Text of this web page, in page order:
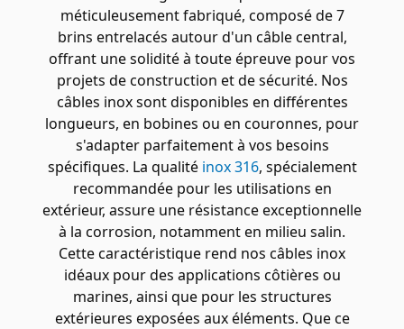
méticuleusement fabriqué, composé de 7
brins entrelacés autour d'un câble central,
offrant une solidité à toute épreuve pour vos
projets de construction et de sécurité. Nos
câbles inox sont disponibles en différentes
longueurs, en bobines ou en couronnes, pour
s'adapter parfaitement à vos besoins
spécifiques. La qualité inox 316, spécialement
recommandée pour les utilisations en
extérieur, assure une résistance exceptionnelle
à la corrosion, notamment en milieu salin.
Cette caractéristique rend nos câbles inox
idéaux pour des applications côtières ou
marines, ainsi que pour les structures
extérieures exposées aux éléments. Que ce